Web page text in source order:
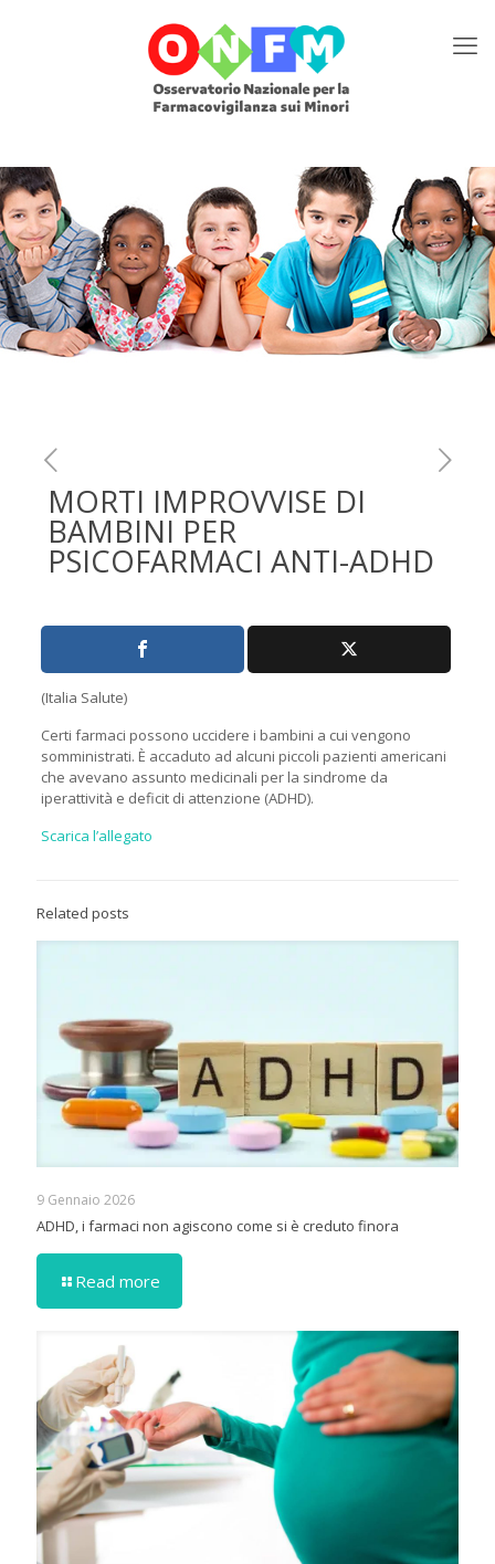
MORTI IMPROVVISE DI
BAMBINI PER
PSICOFARMACI ANTI-ADHD
(Italia Salute)
Certi farmaci possono uccidere i bambini a cui vengono
somministrati. È accaduto ad alcuni piccoli pazienti americani
che avevano assunto medicinali per la sindrome da
iperattività e deficit di attenzione (ADHD).
Scarica l’allegato
Related posts
9 Gennaio 2026
ADHD, i farmaci non agiscono come si è creduto finora
Read more